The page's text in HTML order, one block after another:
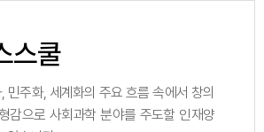
스쿨
민주화, 세계화의 주요 흐름 속에서 창의
감으로 사회과학 분야를 주도할 인재양